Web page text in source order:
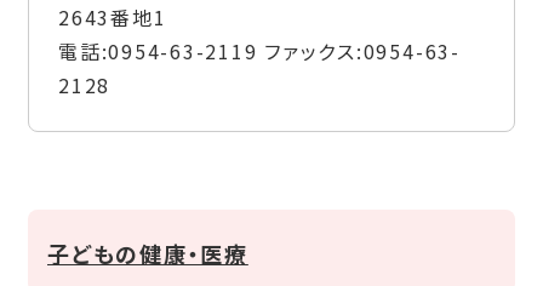
2643番地1
電話:0954-63-2119 ファックス:0954-63-
2128
子どもの健康・医療